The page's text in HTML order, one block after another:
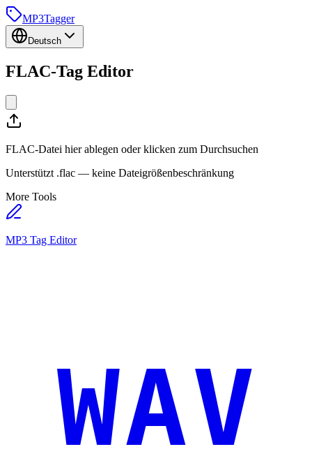
MP3Tagger
Deutsch
FLAC-Tag Editor
FLAC-Datei hier ablegen oder klicken zum Durchsuchen
Unterstützt .flac — keine Dateigrößenbeschränkung
More Tools
MP3 Tag Editor
WAV